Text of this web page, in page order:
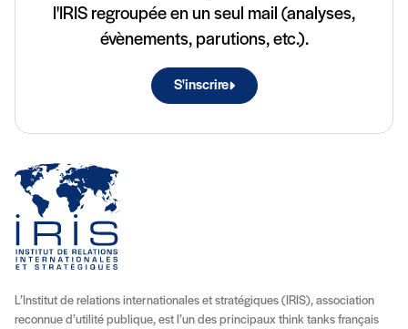
l'IRIS regroupée en un seul mail (analyses,
évènements, parutions, etc.).
S'inscrire
L’Institut de relations internationales et stratégiques (IRIS), association
reconnue d’utilité publique, est l’un des principaux think tanks français